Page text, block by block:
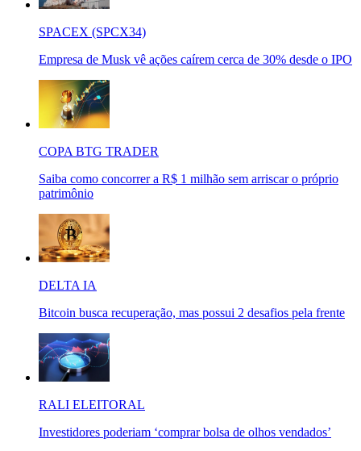
SPACEX (SPCX34)
Empresa de Musk vê ações caírem cerca de 30% desde o IPO
COPA BTG TRADER
Saiba como concorrer a R$ 1 milhão sem arriscar o próprio
patrimônio
DELTA IA
Bitcoin busca recuperação, mas possui 2 desafios pela frente
RALI ELEITORAL
Investidores poderiam ‘comprar bolsa de olhos vendados’